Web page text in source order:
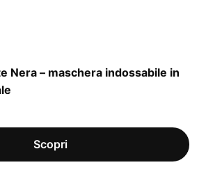
Nera – maschera indossabile in